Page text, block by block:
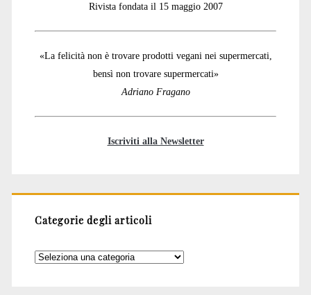
Rivista fondata il 15 maggio 2007
«La felicità non è trovare prodotti vegani nei supermercati,
bensì non trovare supermercati»
Adriano Fragano
Iscriviti alla Newsletter
Categorie degli articoli
Categorie